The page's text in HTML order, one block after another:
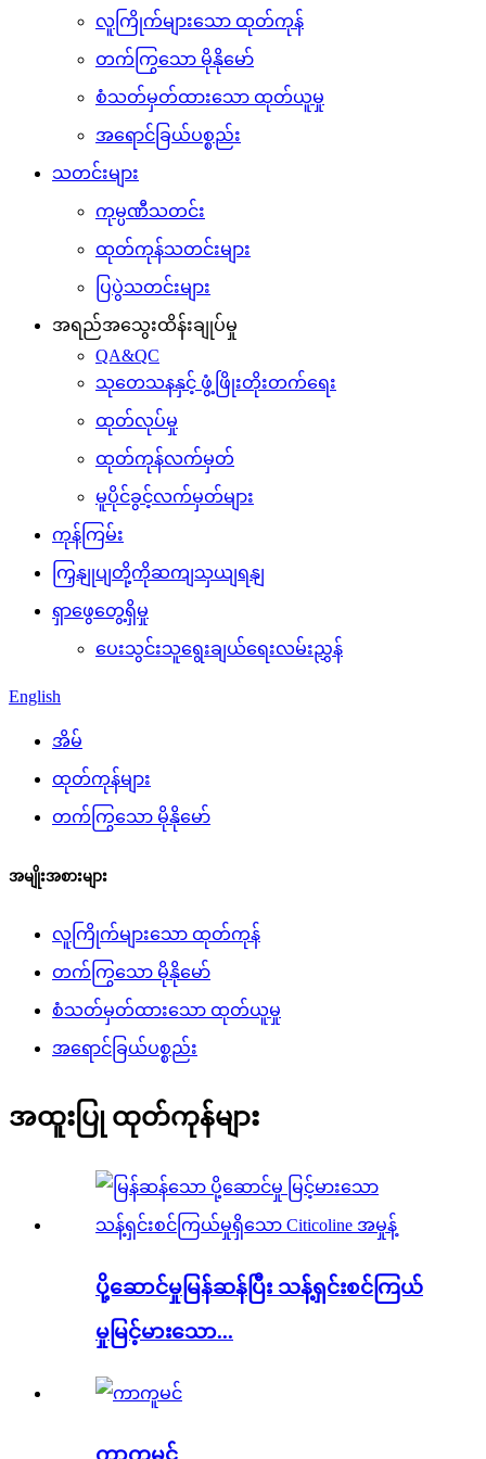
လူကြိုက်များသော ထုတ်ကုန်
တက်ကြွသော မိုနိုမော်
စံသတ်မှတ်ထားသော ထုတ်ယူမှု
အရောင်ခြယ်ပစ္စည်း
သတင်းများ
ကုမ္ပဏီသတင်း
ထုတ်ကုန်သတင်းများ
ပြပွဲသတင်းများ
အရည်အသွေးထိန်းချုပ်မှု
QA&QC
သုတေသနနှင့် ဖွံ့ဖြိုးတိုးတက်ရေး
ထုတ်လုပ်မှု
ထုတ်ကုန်လက်မှတ်
မူပိုင်ခွင့်လက်မှတ်များ
ကုန်ကြမ်း
ကြှနျုပျတို့ကိုဆကျသှယျရနျ
ရှာဖွေတွေ့ရှိမှု
ပေးသွင်းသူရွေးချယ်ရေးလမ်းညွှန်
English
အိမ်
ထုတ်ကုန်များ
တက်ကြွသော မိုနိုမော်
အမျိုးအစားများ
လူကြိုက်များသော ထုတ်ကုန်
တက်ကြွသော မိုနိုမော်
စံသတ်မှတ်ထားသော ထုတ်ယူမှု
အရောင်ခြယ်ပစ္စည်း
အထူးပြု ထုတ်ကုန်များ
ပို့ဆောင်မှုမြန်ဆန်ပြီး သန့်ရှင်းစင်ကြယ်
မှုမြင့်မားသော...